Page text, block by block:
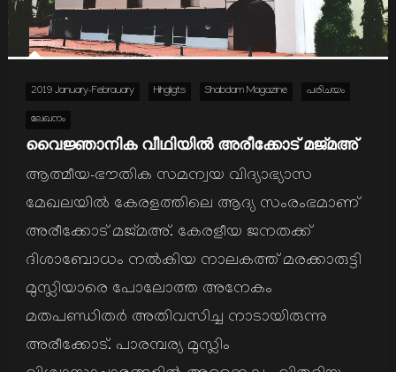
2019 January-Febrauary Hihgligts Shabdam Magazine പരിചയം
ലേഖനം
വൈജ്ഞാനിക വീഥിയില്‍ അരീക്കോട് മജ്മഅ്
ആത്മീയ-ഭൗതിക സമന്വയ വിദ്യാഭ്യാസ
മേഖലയില്‍ കേരളത്തിലെ ആദ്യ സംരംഭമാണ്
അരീക്കോട് മജ്മഅ്. കേരളീയ ജനതക്ക്
ദിശാബോധം നല്‍കിയ നാലകത്ത് മരക്കാരുട്ടി
മുസ്ലിയാരെ പോലോത്ത അനേകം
മതപണ്ഡിതര്‍ അതിവസിച്ച നാടായിരുന്നു
അരീക്കോട്. പാരമ്പര്യ മുസ്ലിം